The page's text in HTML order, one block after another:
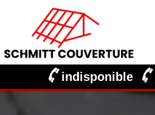
indisponible